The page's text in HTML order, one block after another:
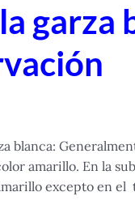
garza
blanca:
amarillo. En la
excepto en el